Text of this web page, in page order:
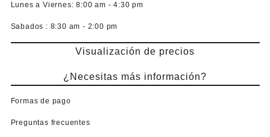
Lunes a Viernes: 8:00 am - 4:30 pm
Sabados : 8:30 am - 2:00 pm
Visualización de precios
¿Necesitas más información?
Formas de pago
Preguntas frecuentes